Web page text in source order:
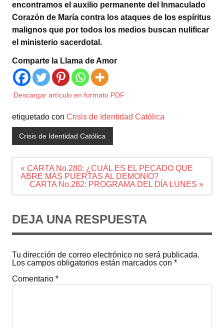
encontramos el auxilio permanente del Inmaculado
Corazón de María contra los ataques de los espíritus
malignos que por todos los medios buscan nulificar
el ministerio sacerdotal.
Comparte la Llama de Amor
Descargar artículo en formato PDF
etiquetado con Crisis de Identidad Católica
Crisis de Identidad Católica
Navegación
de
entradas
« CARTA No.280: ¿CUÁL ES EL PECADO QUE
ABRE MÁS PUERTAS AL DEMONIO?
CARTA No.282: PROGRAMA DEL DÍA LUNES »
DEJA UNA RESPUESTA
Tu dirección de correo electrónico no será publicada.
Los campos obligatorios están marcados con *
Comentario *